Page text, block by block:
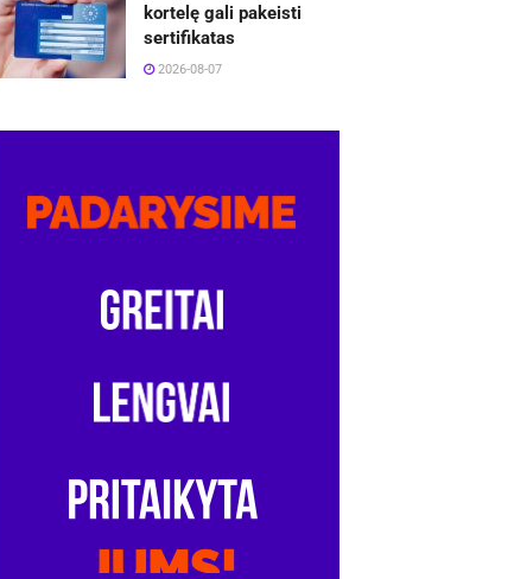
kortelę gali pakeisti
sertifikatas
2026-08-07